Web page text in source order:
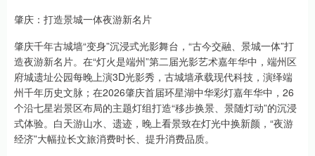
肇庆：打造景城一体夜游新名片
肇庆千年古城墙“变身”沉浸式光影舞台，“古今交融、景城一体”打
造夜游新名片。在“灯火是端州”第二届光影艺术嘉年华中，端州区
府城遗址公园每晚上演3D光影秀，古城墙承载现代科技，演绎端
州千年历史文脉；在2026肇庆首届环星湖中华彩灯嘉年华中，26
个沿七星岩景区布局的主题灯组打造“移步换景、景随灯动”的沉浸
式体验。白天游山水、遗迹，晚上看景致在灯光中换新颜，“夜游
经济”大幅拉长文旅消费时长、提升消费品质。